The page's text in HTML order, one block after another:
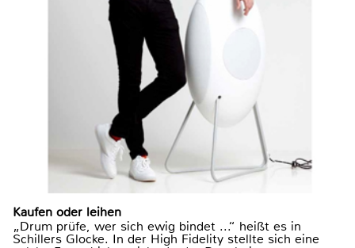
Kaufen oder leihen
„Drum prüfe, wer sich ewig bindet ...“ heißt es in
Schillers Glocke. In der High Fidelity stellte sich eine